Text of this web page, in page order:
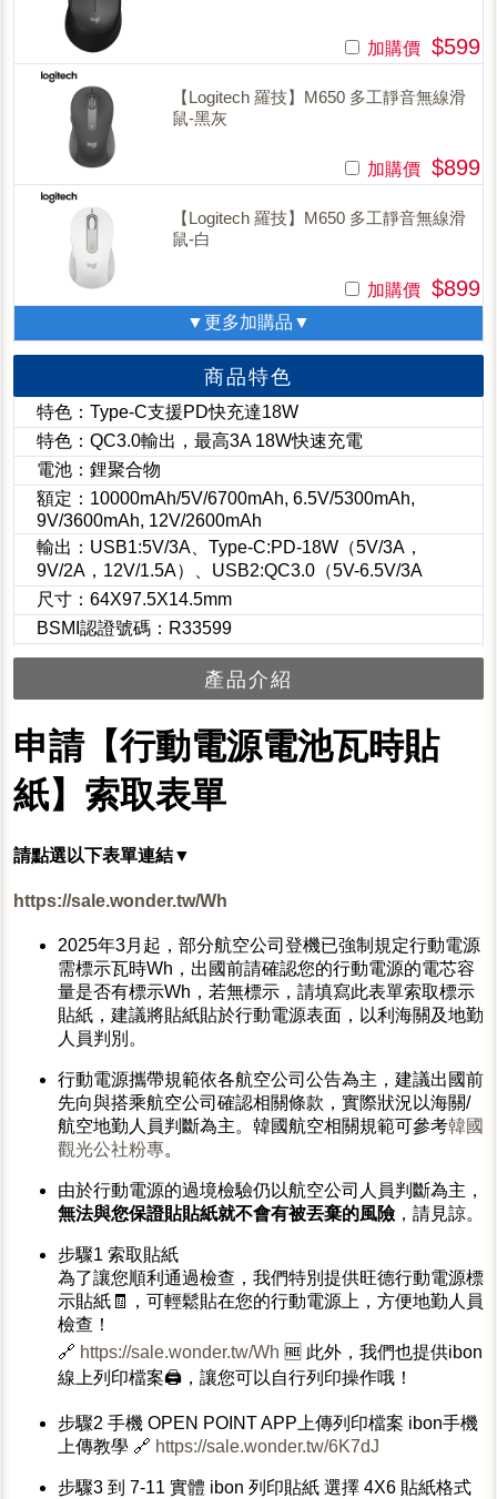
加購價 $599
【Logitech 羅技】M650 多工靜音無線滑
鼠-黑灰
加購價 $899
【Logitech 羅技】M650 多工靜音無線滑
鼠-白
加購價 $899
▼更多加購品▼
商品特色
特色：Type-C支援PD快充達18W
特色：QC3.0輸出，最高3A 18W快速充電
電池：鋰聚合物
額定：10000mAh/5V/6700mAh, 6.5V/5300mAh,
9V/3600mAh, 12V/2600mAh
輸出：USB1:5V/3A、Type-C:PD-18W（5V/3A，
9V/2A，12V/1.5A）、USB2:QC3.0（5V-6.5V/3A
尺寸：64X97.5X14.5mm
BSMI認證號碼：R33599
產品介紹
申請【行動電源電池瓦時貼
紙】索取表單
請點選以下表單連結▼
https://sale.wonder.tw/Wh
2025年3月起，部分航空公司登機已強制規定行動電源
需標示瓦時Wh，出國前請確認您的行動電源的電芯容
量是否有標示Wh，若無標示，請填寫此表單索取標示
貼紙，建議將貼紙貼於行動電源表面，以利海關及地勤
人員判別。
行動電源攜帶規範依各航空公司公告為主，建議出國前
先向與搭乘航空公司確認相關條款，實際狀況以海關/
航空地勤人員判斷為主。韓國航空相關規範可參考韓國
觀光公社粉專。
由於行動電源的過境檢驗仍以航空公司人員判斷為主，
無法與您保證貼貼紙就不會有被丟棄的風險 ，請見諒。
步驟1️ 索取貼紙
為了讓您順利通過檢查，我們特別提供旺德行動電源標
示貼紙🧾，可輕鬆貼在您的行動電源上，方便地勤人員
檢查！
🔗 https://sale.wonder.tw/Wh 🆓 此外，我們也提供ibon
線上列印檔案🖨️，讓您可以自行列印操作哦！
步驟2 手機 OPEN POINT APP上傳列印檔案 ibon手機
上傳教學 🔗 https://sale.wonder.tw/6K7dJ
步驟3 到 7-11 實體 ibon 列印貼紙 選擇 4X6 貼紙格式